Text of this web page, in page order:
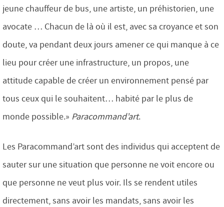
jeune chauffeur de bus, une artiste, un préhistorien, une
avocate … Chacun de là où il est, avec sa croyance et son
doute, va pendant deux jours amener ce qui manque à ce
lieu pour créer une infrastructure, un propos, une
attitude capable de créer un environnement pensé par
tous ceux qui le souhaitent… habité par le plus de
monde possible.» Paracommand’art.
Les Paracommand’art sont des individus qui acceptent de
sauter sur une situation que personne ne voit encore ou
que personne ne veut plus voir. Ils se rendent utiles
directement, sans avoir les mandats, sans avoir les